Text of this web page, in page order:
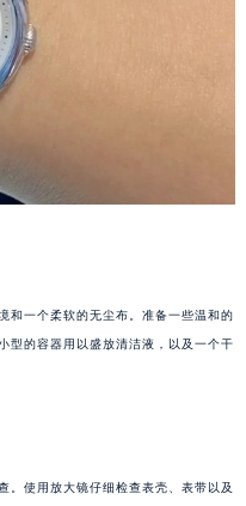
和一个柔软的无尘布。准备一些温和的
型的容器用以盛放清洁液，以及一个干
。使用放大镜仔细检查表壳、表带以及